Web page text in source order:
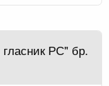
РС" бр.